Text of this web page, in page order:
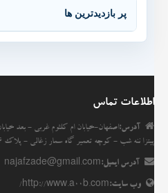
پر بازدیدترین ها
اطلاعات تماس
آدرس:اصفهان-خیابان ام کلثوم غربی - بعد
پیتزا ننه شب - کوچه تعمیر گاه سمار زغالی - پلاک 354 - درب مشکی - طبقه هفتم
آدرس ایمیل:najafzade@gmail.com
وب سایت:http://www.a00b.com/